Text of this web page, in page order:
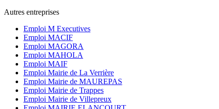
Autres entreprises
Emploi M Executives
Emploi MACIF
Emploi MAGORA
Emploi MAHOLA
Emploi MAIF
Emploi Mairie de La Verrière
Emploi Mairie de MAUREPAS
Emploi Mairie de Trappes
Emploi Mairie de Villepreux